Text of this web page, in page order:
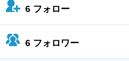
6 フォロー
6 フォロワー